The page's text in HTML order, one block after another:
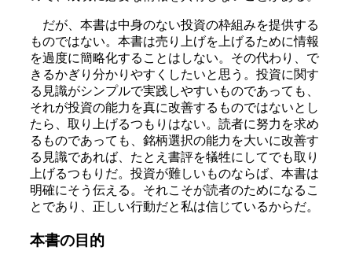
だが、本書は中身のない投資の枠組みを提供する
ものではない。本書は売り上げを上げるために情報
を過度に簡略化することはしない。その代わり、で
きるかぎり分かりやすくしたいと思う。投資に関す
る見識がシンプルで実践しやすいものであっても、
それが投資の能力を真に改善するものではないとし
たら、取り上げるつもりはない。読者に努力を求め
るものであっても、銘柄選択の能力を大いに改善す
る見識であれば、たとえ書評を犠牲にしてでも取り
上げるつもりだ。投資が難しいものならば、本書は
明確にそう伝える。それこそが読者のためになるこ
とであり、正しい行動だと私は信じているからだ。
本書の目的